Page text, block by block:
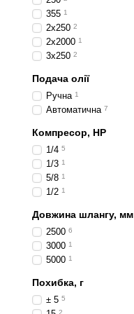
355 1
2x250 2
2x2000 1
3x250 2
Подача олії
Ручна 1
Автоматична 7
Компресор, HP
1/4 5
1/3 1
5/8 1
1/2 1
Довжина шлангу, мм
2500 6
3000 1
5000 1
Похибка, г
± 5 5
2